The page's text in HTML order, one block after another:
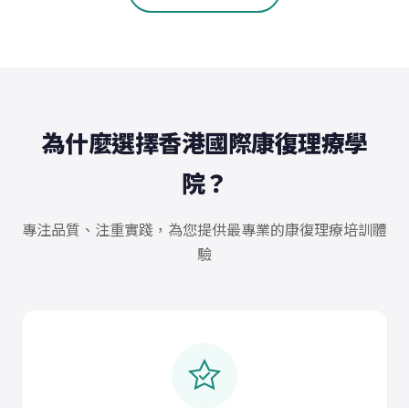
為什麼選擇香港國際康復理療學
院？
專注品質、注重實踐，為您提供最專業的康復理療培訓體
驗